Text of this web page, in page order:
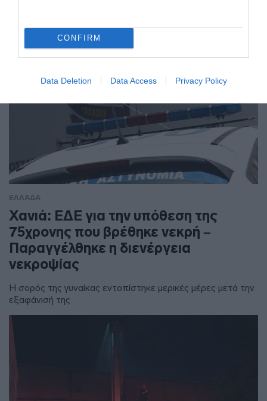
CONFIRM
Data Deletion Data Access Privacy Policy
ΕΛΛΑΔΑ
Χανιά: ΕΔΕ για την υπόθεση της
75χρονης που βρέθηκε νεκρή –
Παραγγέλθηκε η διενέργεια
νεκροψίας
Η σορός της γυναίκας εντοπίστηκε μερικές μέρες μετά την
εξαφάνισή της